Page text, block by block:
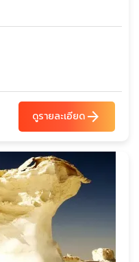
ดูรายละเอียดarrow_forward